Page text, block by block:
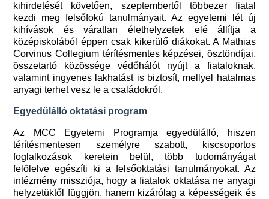
kihirdetését követően, szeptembertől többezer fiatal
kezdi meg felsőfokú tanulmányait. Az egyetemi lét új
kihívások és váratlan élethelyzetek elé állítja a
középiskolából éppen csak kikerülő diákokat. A Mathias
Corvinus Collegium térítésmentes képzései, ösztöndíjai,
összetartó közössége védőhálót nyújt a fiataloknak,
valamint ingyenes lakhatást is biztosít, mellyel hatalmas
anyagi terhet vesz le a családokról.
Egyedülálló oktatási program
Az MCC Egyetemi Programja egyedülálló, hiszen
térítésmentesen személyre szabott, kiscsoportos
foglalkozások keretein belül, több tudományágat
felölelve egészíti ki a felsőoktatási tanulmányokat. Az
intézmény missziója, hogy a fiatalok oktatása ne anyagi
helyzetüktől függjön, hanem kizárólag a képességeik és